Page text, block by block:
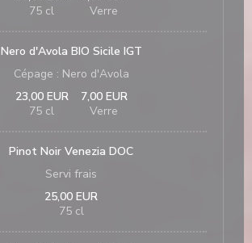
75 cl
Verre
Nero d'Avola BIO Sicile IGT
Cépage : Nero d'Avola
23,00 EUR
75 cl
7,00 EUR
Verre
Pinot Noir Venezia DOC
Servi frais
25,00 EUR
75 cl